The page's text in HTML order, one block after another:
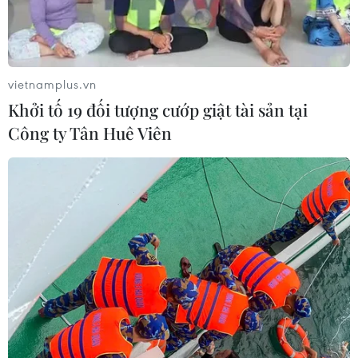
Quỹ vaccine phòng COVID-19 đã tiếp
nhận 8.664 tỷ đồng
10/09/2021 12:09
Tính đến chiều ngày 10/9, đã có 543.478 tổ chức và cá
nhân tham gia đóng góp ủng hộ Quỹ vaccine phòng
vietnamplus.vn
Khởi tố 19 đối tượng cướp giật tài sản tại
Công ty Tân Huê Viên